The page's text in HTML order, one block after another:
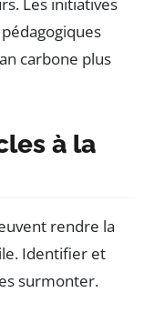
carbone plus
à la
rendre la
Identifier et
surmonter.